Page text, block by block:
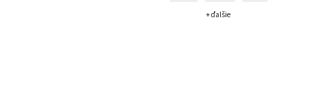
+ ďalšie